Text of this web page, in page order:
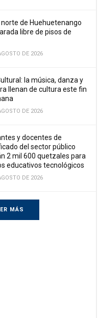
norte de Huehuetenango
libre de pisos de
DE 2026
la música, danza y
llenan de cultura este fin
DE 2026
y docentes de
del sector público
2 mil 600 quetzales para
educativos tecnológicos
DE 2026
MÁS